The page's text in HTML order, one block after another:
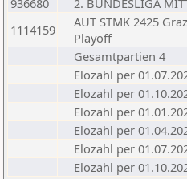
936680
2. BUNDESLIGA
1114159
AUT STMK 2425
Playoff
Gesamtpartien 4
Elozahl per
Elozahl per
Elozahl per
Elozahl per
Elozahl per
Elozahl per